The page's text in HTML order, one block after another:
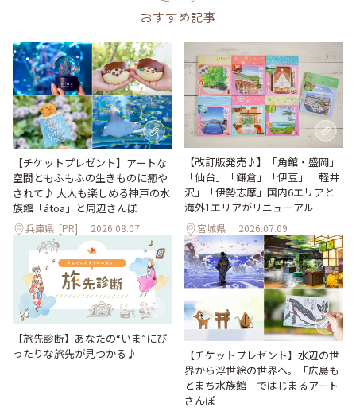
おすすめ記事
【チケットプレゼント】アートな
空間ともふもふの生きものに癒や
されて♪ 大人も楽しめる神戸の水
族館「átoa」と周辺さんぽ
兵庫県 [PR] 2026.08.07
【改訂版発売♪】「角館・盛岡」
「仙台」「鎌倉」「伊豆」「軽井
沢」「伊勢志摩」国内6エリアと
海外1エリアがリニューアル
宮城県 2026.07.09
【旅先診断】あなたの“いま”にぴ
ったりな旅先が見つかる♪
【チケットプレゼント】水辺の世
界から浮世絵の世界へ。「広島も
とまち水族館」ではじまるアート
さんぽ